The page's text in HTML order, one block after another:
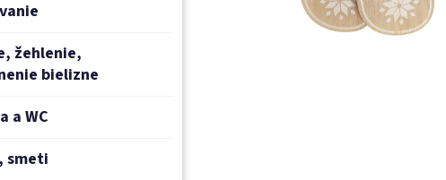
žehlenie,
bielizne
a WC
smeti